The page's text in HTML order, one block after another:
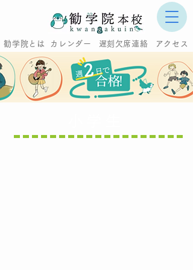
アクセス
カレンダー
勧学院とは
あ
遅刻欠席連絡